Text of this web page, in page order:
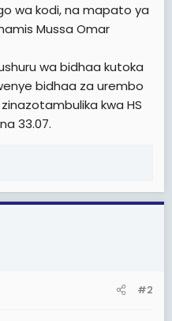
wa kodi, na mapato ya
Mussa Omar
wa bidhaa kutoka
bidhaa za urembo
kwa HS
33.07.
#2